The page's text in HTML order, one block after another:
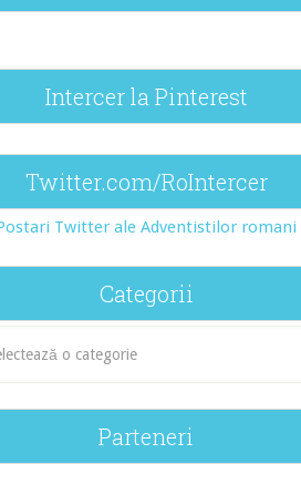
Intercer la Pinterest
Twitter.com/RoIntercer
Twitter ale Adventistilor romani
Categorii
Parteneri